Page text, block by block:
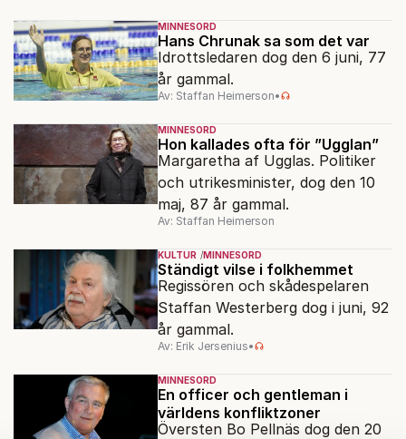
MINNESORD
Hans Chrunak sa som det var
Idrottsledaren dog den 6 juni, 77
år gammal.
Av: Staffan Heimerson•
MINNESORD
Hon kallades ofta för ”Ugglan”
Margaretha af Ugglas. Politiker
och utrikesminister, dog den 10
maj, 87 år gammal.
Av: Staffan Heimerson
KULTUR MINNESORD
Ständigt vilse i folkhemmet
Regissören och skådespelaren
Staffan Westerberg dog i juni, 92
år gammal.
Av: Erik Jersenius•
MINNESORD
En officer och gentleman i
världens konfliktzoner
Översten Bo Pellnäs dog den 20